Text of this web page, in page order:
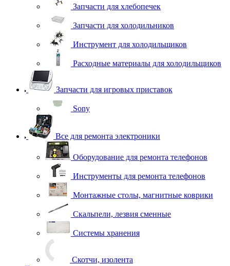
Запчасти для хлебопечек
Запчасти для холодильников
Инструмент для холодильщиков
Расходные материалы для холодильщиков
Запчасти для игровых приставок
Sony
Все для ремонта электроники
Оборудование для ремонта телефонов
Инструменты для ремонта телефонов
Монтажные столы, магнитные коврики
Скальпели, лезвия сменные
Системы хранения
Тачскрины